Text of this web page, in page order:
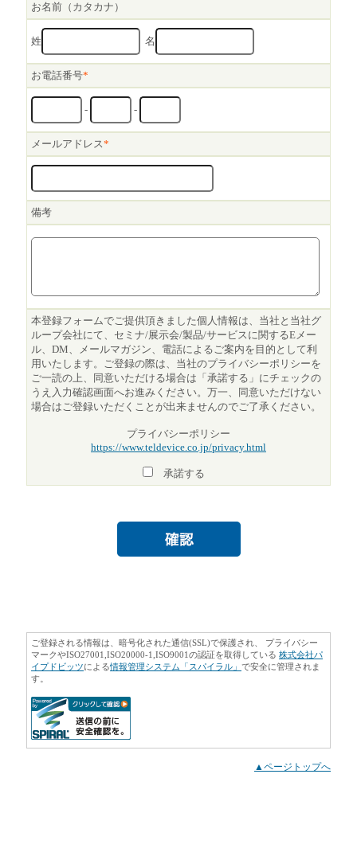
お名前（カタカナ）
姓 名
お電話番号*
- -
メールアドレス*
備考
本登録フォームでご提供頂きました個人情報は、当社と当社グ
ループ会社にて、セミナ/展示会/製品/サービスに関するEメー
ル、DM、メールマガジン、電話によるご案内を目的として利
用いたします。ご登録の際は、当社のプライバシーポリシーを
ご一読の上、同意いただける場合は「承諾する」にチェックの
うえ入力確認画面へお進みください。万一、同意いただけない
場合はご登録いただくことが出来ませんのでご了承ください。
プライバシーポリシー
https://www.teldevice.co.jp/privacy.html
承諾する
ご登録される情報は、暗号化された通信(SSL)で保護され、 プライバシー
マークやISO27001,ISO20000-1,ISO9001の認証を取得している 株式会社パ
イプドビッツによる情報管理システム「スパイラル」 で安全に管理されま
す。
▲ページトップへ